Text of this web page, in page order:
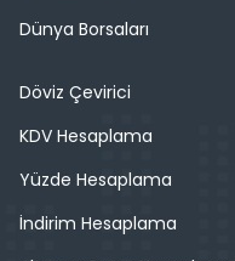
Dünya Borsaları
Döviz Çevirici
KDV Hesaplama
Yüzde Hesaplama
İndirim Hesaplama